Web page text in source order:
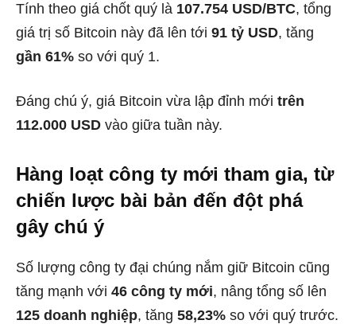
Tính theo giá chốt quý là 107.754 USD/BTC, tổng
giá trị số Bitcoin này đã lên tới 91 tỷ USD, tăng
gần 61% so với quý 1.
Đáng chú ý, giá Bitcoin vừa lập đỉnh mới trên
112.000 USD vào giữa tuần này.
Hàng loạt công ty mới tham gia, từ
chiến lược bài bản đến đột phá
gây chú ý
Số lượng công ty đại chúng nắm giữ Bitcoin cũng
tăng mạnh với 46 công ty mới, nâng tổng số lên
125 doanh nghiệp, tăng 58,23% so với quý trước.